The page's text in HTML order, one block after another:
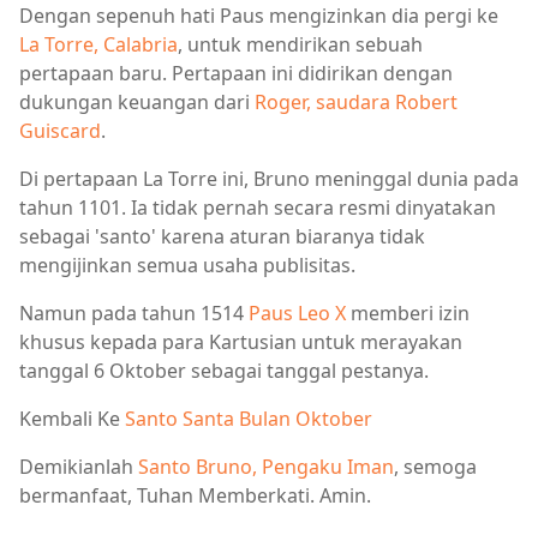
Dengan sepenuh hati Paus mengizinkan dia pergi ke
La Torre, Calabria, untuk mendirikan sebuah
pertapaan baru. Pertapaan ini didirikan dengan
dukungan keuangan dari Roger, saudara Robert
Guiscard.
Di pertapaan La Torre ini, Bruno meninggal dunia pada
tahun 1101. Ia tidak pernah secara resmi dinyatakan
sebagai 'santo' karena aturan biaranya tidak
mengijinkan semua usaha publisitas.
Namun pada tahun 1514 Paus Leo X memberi izin
khusus kepada para Kartusian untuk merayakan
tanggal 6 Oktober sebagai tanggal pestanya.
Kembali KeSanto Santa Bulan Oktober
Demikianlah Santo Bruno, Pengaku Iman, semoga
bermanfaat, Tuhan Memberkati. Amin.